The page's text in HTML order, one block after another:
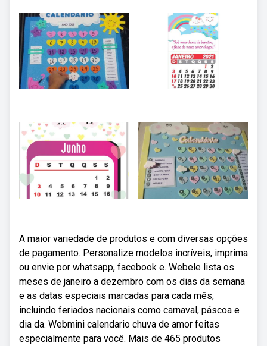
A maior variedade de produtos e com diversas opções
de pagamento. Personalize modelos incríveis, imprima
ou envie por whatsapp, facebook e. Webele lista os
meses de janeiro a dezembro com os dias da semana
e as datas especiais marcadas para cada mês,
incluindo feriados nacionais como carnaval, páscoa e
dia da. Webmini calendario chuva de amor feitas
especialmente para você. Mais de 465 produtos